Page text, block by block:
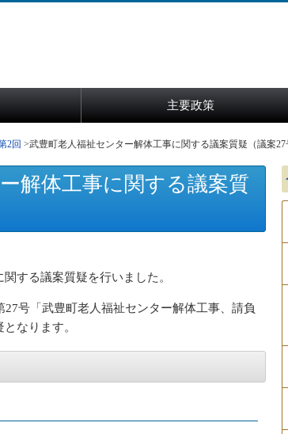
主要政策
2回 武豊町老人福祉センター解体工事に関する議案質疑（議案27
解体工事に関する議案質
する議案質疑を行いました。
号「武豊町老人福祉センター解体工事、請負
なります。